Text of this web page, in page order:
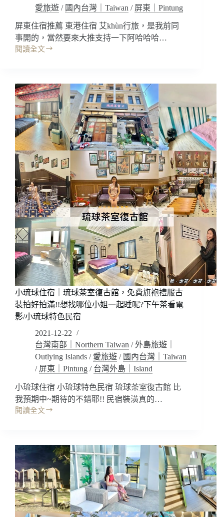
箱
戶
外
浴
拍
耶
~
小
琉
球
特
色
民
宿/
小
琉
球
親
子
民
宿
愛旅遊 / 國內台灣｜Taiwan / 屏東｜Pintung
屏東住宿推薦 東港住宿 艾khùn行旅，是我前同
事開的，當然要來大推支持一下阿哈哈哈…
閱讀全文
屏
宿
｜
艾
khùn
行
旅，
海
景
第
一
排!
夜
晚
鵬
灣
跨
海
大
橋
點
燈
很
美
新
裝
潢
~
包
棟
烤
肉/
親
子
小琉球住宿｜琉球茶室復古館，免費旗袍禮服古
裝拍好拍滿!!想找哪位小姐一起睡呢?下午茶看電
影/小琉球特色民宿
2021-12-22
台灣南部｜Northern Taiwan /外島旅遊｜
Outlying Islands / 愛旅遊 / 國內台灣｜Taiwan
/ 屏東｜Pintung / 台灣外島｜Island
小琉球住宿 小琉球特色民宿 琉球茶室復古館 比
我預期中~期待的不錯耶!! 民宿裝潢真的…
閱讀全文
小
住
宿
｜
琉
球
茶
室